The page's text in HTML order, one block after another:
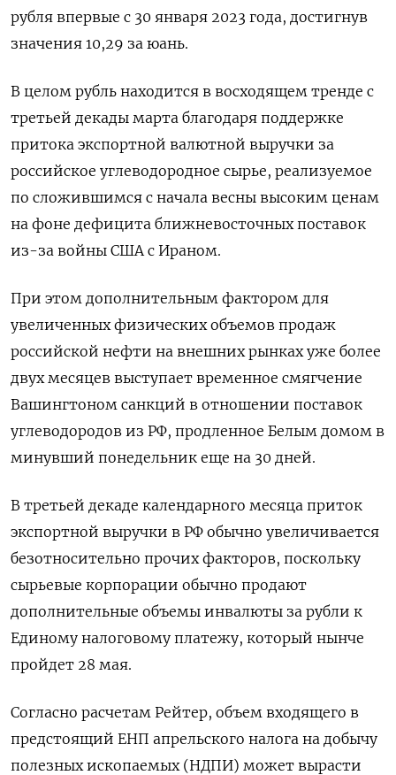
рубля впервые с 30 января 2023 года, достигнув
значения 10,29 ​за юань.
В целом рубль находится в восходящем тренде с
третьей декады марта благодаря поддержке
притока экспортной валютной выручки за
российское углеводородное ‌сырье, реализуемое
по сложившимся с начала весны высоким ценам
на фоне дефицита ближневосточных поставок
из-за войны США с Ираном.
При этом дополнительным фактором для
увеличенных физических объемов продаж
российской нефти на внешних рынках уже более ​
двух месяцев выступает временное смягчение
Вашингтоном санкций ​в отношении поставок
углеводородов из ‌РФ, продленное Белым домом в
минувший понедельник еще на 30 дней.
В третьей декаде календарного месяца приток
экспортной выручки в РФ ​обычно увеличивается
безотносительно прочих факторов, поскольку
сырьевые корпорации обычно продают
дополнительные объемы инвалюты за рубли к
Единому налоговому платежу, который нынче
пройдет 28 мая.
Согласно расчетам Рейтер, объем входящего в
предстоящий ЕНП апрельского налога на добычу
полезных ископаемых (НДПИ) может вырасти